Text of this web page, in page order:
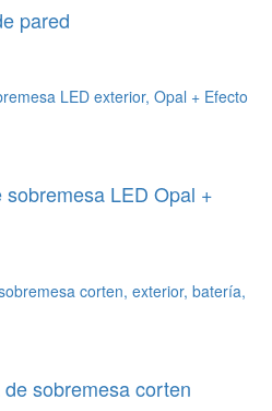
pared
LED Opal +
sobremesa corten